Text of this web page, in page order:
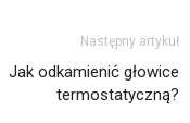
Następny artykuł
Jak odkamienić głowice
termostatyczną?